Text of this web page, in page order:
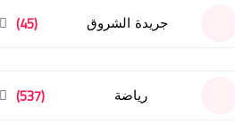
جريدة الشروق (45)
رياضة (537)